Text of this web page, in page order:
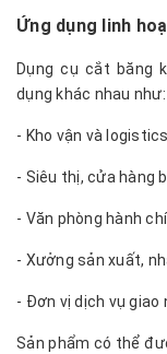
Ứng dụng linh
Dụng cụ cắt băng
dụng khác nhau như:
- Kho vận và logistics
- Siêu thị, cửa hàng
- Văn phòng hành
- Xưởng sản xuất,
- Đơn vị dịch vụ giao
Sản phẩm có thể